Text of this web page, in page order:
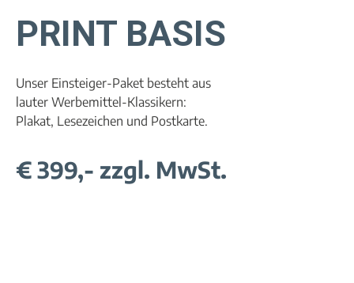
PRINT BASIS
Unser Einsteiger-Paket besteht aus
lauter Werbemittel-Klassikern:
Plakat, Lesezeichen und Postkarte.
€ 399,- zzgl. MwSt.